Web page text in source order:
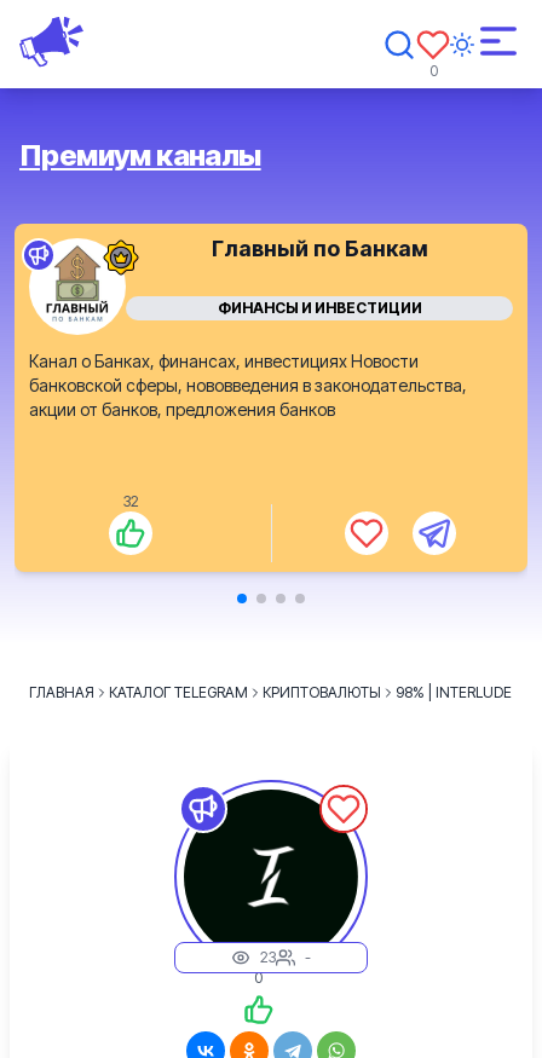
0
Премиум каналы
Главный по Банкам
ФИНАНСЫ И ИНВЕСТИЦИИ
Канал о Банках, финансах, инвестициях Новости
банковской сферы, нововведения в законодательства,
акции от банков, предложения банков
32
ГЛАВНАЯ КАТАЛОГ TELEGRAM КРИПТОВАЛЮТЫ 98% | INTERLUDE
23
-
0